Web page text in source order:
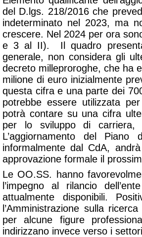
del D.lgs. 218/2016 che
indeterminato nel 2023, ma
crescere. Nel 2024 per ora
e 3 al II). Il quadro
generale, non considera gli
decreto milleproroghe, che ha
milione di euro inizialmente
questa cifra e una parte dei
potrebbe essere utilizzata
potrà contare su una cifra
per lo sviluppo di
L’aggiornamento del
informalmente dal CdA,
approvazione formale il
Le OO.SS. hanno
l’impegno al rilancio
attualmente disponibili.
l’Amministrazione sulla
per alcune figure
indirizzano invece verso i